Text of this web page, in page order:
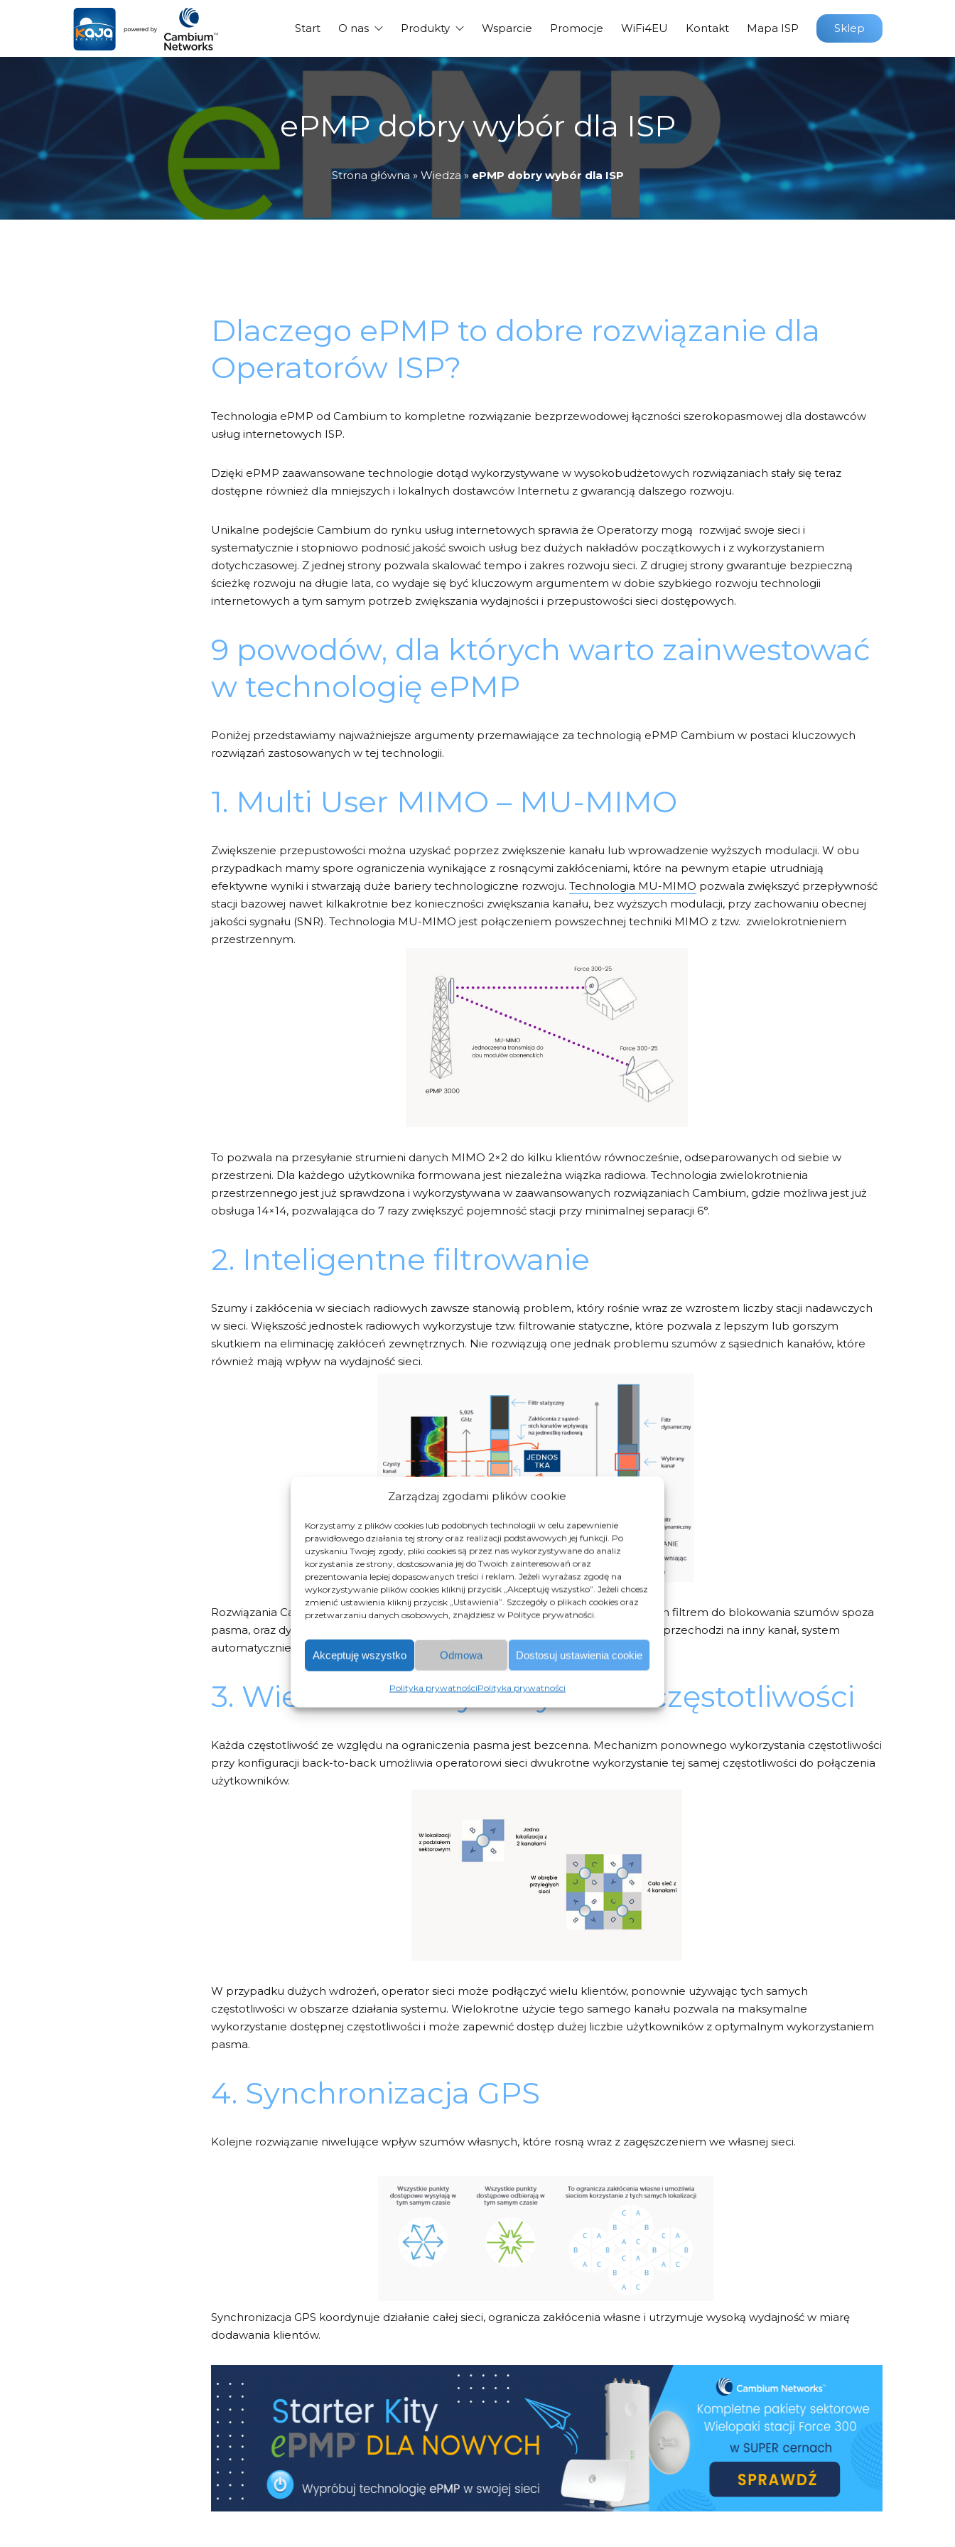
Zarządzaj zgodami plików cookie
Korzystamy z plików cookies lub podobnych technologii w celu zapewnienie
prawidłowego działania tej strony oraz realizacji podstawowych jej funkcji. Po
uzyskaniu Twojej zgody, pliki cookies są przez nas wykorzystywane do analiz
korzystania ze strony, dostosowania jej do Twoich zainteresowań oraz
prezentowania lepiej dopasowanych treści i reklam. Jeżeli wyrażasz zgodę na
wykorzystywanie plików cookies kliknij przycisk „Akceptuję wszystko”. Jeżeli chcesz
zmienić ustawienia kliknij przycisk „Ustawienia”. Szczegóły o plikach cookies oraz
przetwarzaniu danych osobowych, znajdziesz w Polityce prywatności.
Akceptuję wszystko Odmowa Dostosuj ustawienia cookie
Polityka prywatnościPolityka prywatności
Start O nas Produkty Wsparcie Promocje WiFi4EU Kontakt Mapa ISP Sklep
ePMP dobry wybór dla ISP
Strona główna» Wiedza» ePMP dobry wybór dla ISP
Dlaczego ePMP to dobre rozwiązanie dla
Operatorów ISP?
Technologia ePMP od Cambium to kompletne rozwiązanie bezprzewodowej łączności szerokopasmowej dla dostawców
usług internetowych ISP.
Dzięki ePMP zaawansowane technologie dotąd wykorzystywane w wysokobudżetowych rozwiązaniach stały się teraz
dostępne również dla mniejszych i lokalnych dostawców Internetu z gwarancją dalszego rozwoju.
Unikalne podejście Cambium do rynku usług internetowych sprawia że Operatorzy mogą rozwijać swoje sieci i
systematycznie i stopniowo podnosić jakość swoich usług bez dużych nakładów początkowych i z wykorzystaniem
dotychczasowej. Z jednej strony pozwala skalować tempo i zakres rozwoju sieci. Z drugiej strony gwarantuje bezpieczną
ścieżkę rozwoju na długie lata, co wydaje się być kluczowym argumentem w dobie szybkiego rozwoju technologii
internetowych a tym samym potrzeb zwiększania wydajności i przepustowości sieci dostępowych.
9 powodów, dla których warto zainwestować
w technologię ePMP
Poniżej przedstawiamy najważniejsze argumenty przemawiające za technologią ePMP Cambium w postaci kluczowych
rozwiązań zastosowanych w tej technologii.
1. Multi User MIMO – MU-MIMO
Zwiększenie przepustowości można uzyskać poprzez zwiększenie kanału lub wprowadzenie wyższych modulacji. W obu
przypadkach mamy spore ograniczenia wynikające z rosnącymi zakłóceniami, które na pewnym etapie utrudniają
efektywne wyniki i stwarzają duże bariery technologiczne rozwoju. Technologia MU-MIMO pozwala zwiększyć przepływność
stacji bazowej nawet kilkakrotnie bez konieczności zwiększania kanału, bez wyższych modulacji, przy zachowaniu obecnej
jakości sygnału (SNR). Technologia MU-MIMO jest połączeniem powszechnej techniki MIMO z tzw. zwielokrotnieniem
przestrzennym.
To pozwala na przesyłanie strumieni danych MIMO 2×2 do kilku klientów równocześnie, odseparowanych od siebie w
przestrzeni. Dla każdego użytkownika formowana jest niezależna wiązka radiowa. Technologia zwielokrotnienia
przestrzennego jest już sprawdzona i wykorzystywana w zaawansowanych rozwiązaniach Cambium, gdzie możliwa jest już
obsługa 14×14, pozwalająca do 7 razy zwiększyć pojemność stacji przy minimalnej separacji 6°.
2. Inteligentne filtrowanie
Szumy i zakłócenia w sieciach radiowych zawsze stanowią problem, który rośnie wraz ze wzrostem liczby stacji nadawczych
w sieci. Większość jednostek radiowych wykorzystuje tzw. filtrowanie statyczne, które pozwala z lepszym lub gorszym
skutkiem na eliminację zakłóceń zewnętrznych. Nie rozwiązują one jednak problemu szumów z sąsiednich kanałów, które
również mają wpływ na wydajność sieci.
Rozwiązania Cambium Networks wykorzystują dynamiczne filtrowanie ze statycznym filtrem do blokowania szumów spoza
pasma, oraz dynamiczny filtr blokujący zakłócenia z sąsiednich kanałów. Gdy system przechodzi na inny kanał, system
automatycznie blokuje szum z sąsiednich kanałów, aby poprawić jakość sygnału.
3. Wielokrotne wykorzystanie częstotliwości
Każda częstotliwość ze względu na ograniczenia pasma jest bezcenna. Mechanizm ponownego wykorzystania częstotliwości
przy konfiguracji back-to-back umożliwia operatorowi sieci dwukrotne wykorzystanie tej samej częstotliwości do połączenia
użytkowników.
W przypadku dużych wdrożeń, operator sieci może podłączyć wielu klientów, ponownie używając tych samych
częstotliwości w obszarze działania systemu. Wielokrotne użycie tego samego kanału pozwala na maksymalne
wykorzystanie dostępnej częstotliwości i może zapewnić dostęp dużej liczbie użytkowników z optymalnym wykorzystaniem
pasma.
4. Synchronizacja GPS
Kolejne rozwiązanie niwelujące wpływ szumów własnych, które rosną wraz z zagęszczeniem we własnej sieci.
Synchronizacja GPS koordynuje działanie całej sieci, ogranicza zakłócenia własne i utrzymuje wysoką wydajność w miarę
dodawania klientów.